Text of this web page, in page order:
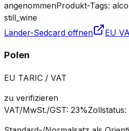
angenommenProdukt-Tags:
still_wine
Länder-Sedcard öffnen
EU
Polen
EU TARIC / VAT
zu verifizieren
VAT/MwSt./GST: 23%Zollstatus: